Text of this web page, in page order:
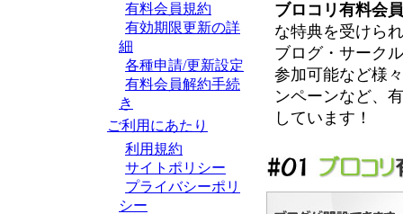
有料会員規約
有効期限更新の詳
細
各種申請/更新設定
有料会員解約手続
き
ご利用にあたり
利用規約
サイトポリシー
プライバシーポリ
シー
ブロコリ有料会員
な特典を受けら
ブログ・サーク
参加可能など様
ンペーンなど、
しています！